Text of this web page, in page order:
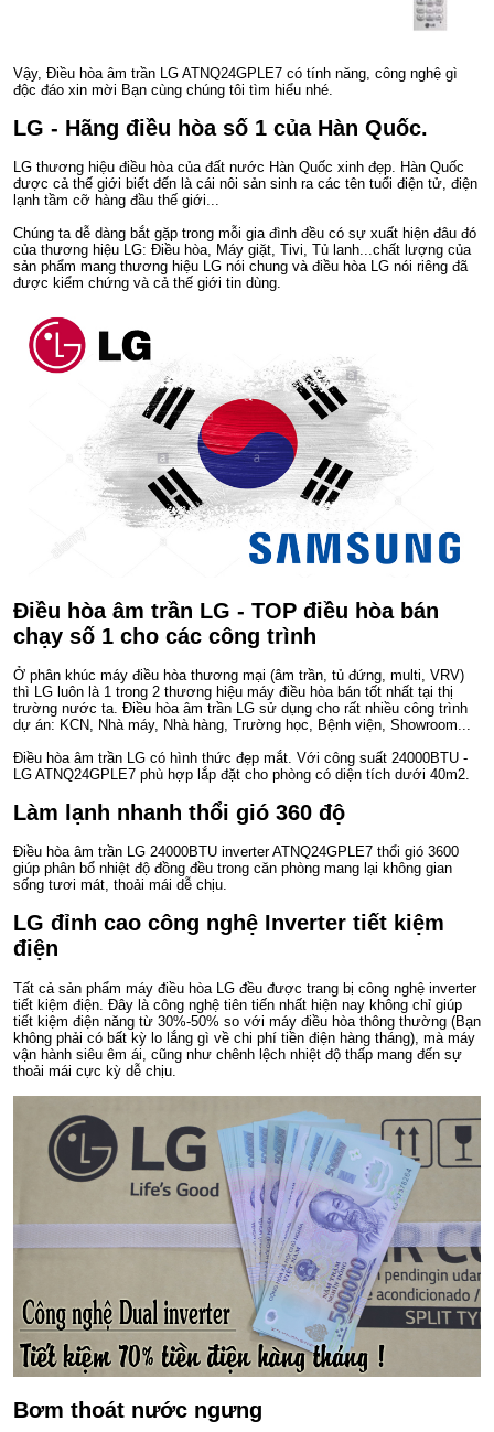
Vậy, Điều hòa âm trần LG ATNQ24GPLE7 có tính năng, công nghệ gì
độc đáo xin mời Bạn cùng chúng tôi tìm hiểu nhé.
LG - Hãng điều hòa số 1 của Hàn Quốc.
LG thương hiệu điều hòa của đất nước Hàn Quốc xinh đẹp. Hàn Quốc
được cả thế giới biết đến là cái nôi sản sinh ra các tên tuổi điện tử, điện
lạnh tầm cỡ hàng đầu thế giới...
Chúng ta dễ dàng bắt gặp trong mỗi gia đình đều có sự xuất hiện đâu đó
của thương hiệu LG: Điều hòa, Máy giặt, Tivi, Tủ lanh...chất lượng của
sản phẩm mang thương hiệu LG nói chung và điều hòa LG nói riêng đã
được kiểm chứng và cả thế giới tin dùng.
Điều hòa âm trần LG - TOP điều hòa bán
chạy số 1 cho các công trình
Ở phân khúc máy điều hòa thương mại (âm trần, tủ đứng, multi, VRV)
thì LG luôn là 1 trong 2 thương hiệu máy điều hòa bán tốt nhất tại thị
trường nước ta. Điều hòa âm trần LG sử dụng cho rất nhiều công trình
dự án: KCN, Nhà máy, Nhà hàng, Trường học, Bệnh viện, Showroom...
Điều hòa âm trần LG có hình thức đẹp mắt. Với công suất 24000BTU -
LG ATNQ24GPLE7 phù hợp lắp đặt cho phòng có diện tích dưới 40m2.
Làm lạnh nhanh thổi gió 360 độ
Điều hòa âm trần LG 24000BTU inverter ATNQ24GPLE7 thổi gió 3600
giúp phân bổ nhiệt độ đồng đều trong căn phòng mang lại không gian
sống tươi mát, thoải mái dễ chịu.
LG đỉnh cao công nghệ Inverter tiết kiệm
điện
Tất cả sản phẩm máy điều hòa LG đều được trang bị công nghệ inverter
tiết kiệm điện. Đây là công nghệ tiên tiến nhất hiện nay không chỉ giúp
tiết kiệm điện năng từ 30%-50% so với máy điều hòa thông thường (Bạn
không phải có bất kỳ lo lắng gì về chi phí tiền điện hàng tháng), mà máy
vận hành siêu êm ái, cũng như chênh lệch nhiệt độ thấp mang đến sự
thoải mái cực kỳ dễ chịu.
Bơm thoát nước ngưng